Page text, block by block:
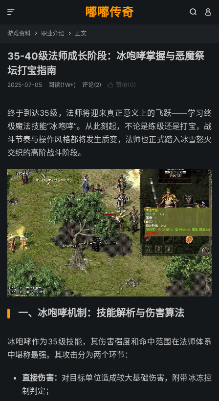
嘟嘟传奇  

游戏资料  职业介绍  正文
35-40级法师成长阶段：冰咆哮掌握与恶魔祭
坛打宝指南
2025-07-05 阅读(1W+) 评论(2)  赞(610)
终于到达35级，法师将迎来真正意义上的飞跃——学习终
极魔法技能“冰咆哮”。从此刻起，不论是练级还是打宝，战
斗节奏与操作风格都将发生质变，法师也正式踏入冰雪怒火
交织的高阶战斗阶段。
一、冰咆哮机制：技能解析与伤害算法
冰咆哮作为35级技能，其伤害强度和命中范围在法师体系
中堪称最强。其攻击分为两个环节：
直接伤害： 对目标单位造成较大基础伤害，附带冰冻控
制判定；